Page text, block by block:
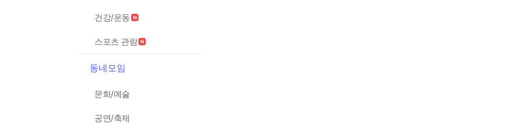
건강/운동
스포츠 관람
동네모임
문화/예술
공연/축제